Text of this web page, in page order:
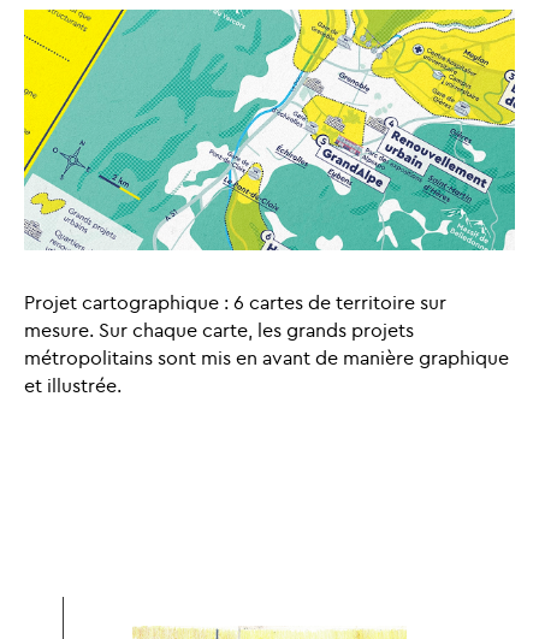
Projet cartographique : 6 cartes de territoire sur
mesure. Sur chaque carte, les grands projets
métropolitains sont mis en avant de manière graphique
et illustrée.